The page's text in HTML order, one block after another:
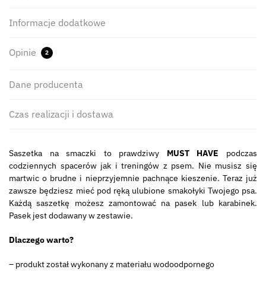
Informacje dodatkowe
Opinie 2
Dane producenta
Czas realizacji i dostawa
Saszetka na smaczki to prawdziwy MUST HAVE podczas
codziennych spacerów jak i treningów z psem. Nie musisz się
martwic o brudne i nieprzyjemnie pachnące kieszenie. Teraz już
zawsze będziesz mieć pod ręką ulubione smakołyki Twojego psa.
Każdą saszetkę możesz zamontować na pasek lub karabinek.
Pasek jest dodawany w zestawie.
Dlaczego warto?
– produkt został wykonany z materiału wodoodpornego